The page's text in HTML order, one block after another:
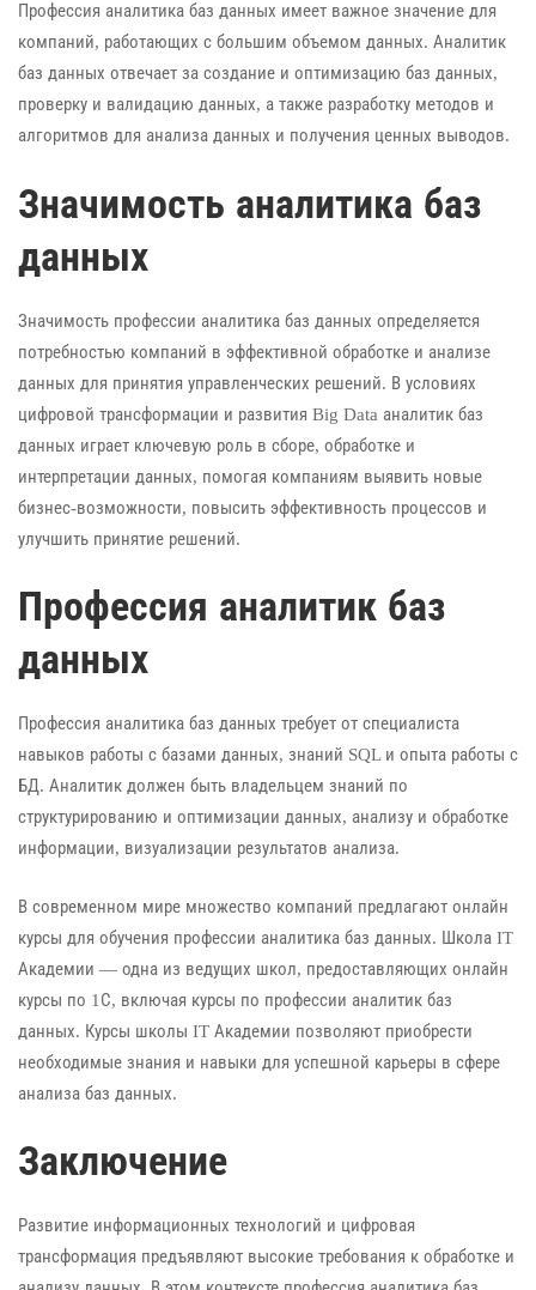
Профессия аналитика баз данных имеет важное значение для
компаний, работающих с большим объемом данных. Аналитик
баз данных отвечает за создание и оптимизацию баз данных,
проверку и валидацию данных, а также разработку методов и
алгоритмов для анализа данных и получения ценных выводов.
Значимость аналитика баз
данных
Значимость профессии аналитика баз данных определяется
потребностью компаний в эффективной обработке и анализе
данных для принятия управленческих решений. В условиях
цифровой трансформации и развития Big Data аналитик баз
данных играет ключевую роль в сборе, обработке и
интерпретации данных, помогая компаниям выявить новые
бизнес-возможности, повысить эффективность процессов и
улучшить принятие решений.
Профессия аналитик баз
данных
Профессия аналитика баз данных требует от специалиста
навыков работы с базами данных, знаний SQL и опыта работы с
БД. Аналитик должен быть владельцем знаний по
структурированию и оптимизации данных, анализу и обработке
информации, визуализации результатов анализа.
В современном мире множество компаний предлагают онлайн
курсы для обучения профессии аналитика баз данных. Школа IT
Академии — одна из ведущих школ, предоставляющих онлайн
курсы по 1С, включая курсы по профессии аналитик баз
данных. Курсы школы IT Академии позволяют приобрести
необходимые знания и навыки для успешной карьеры в сфере
анализа баз данных.
Заключение
Развитие информационных технологий и цифровая
трансформация предъявляют высокие требования к обработке и